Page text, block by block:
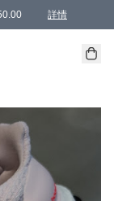
詳情
members can
方式 )